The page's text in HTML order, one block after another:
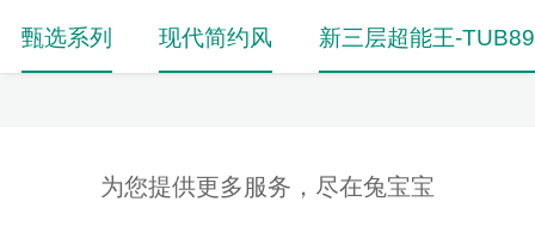
甄选系列 现代简约风 新三层超能王-
为您提供更多服务，尽在兔宝宝